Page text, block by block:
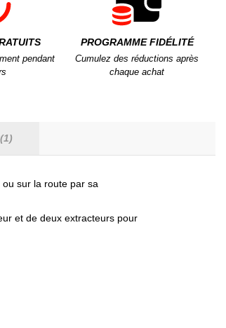
pendant
PROGRAMME FIDÉLITÉ
Cumulez des réductions après
chaque achat
ou sur la route par sa
et de deux extracteurs pour